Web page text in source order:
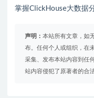
掌握ClickHouse大数据
声明： 本站所有文章，如
布。任何个人或组织，在
采集、发布本站内容到任
站内容侵犯了原著者的合